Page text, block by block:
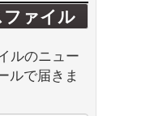
ァイル
ルのニュー
ルで届きま